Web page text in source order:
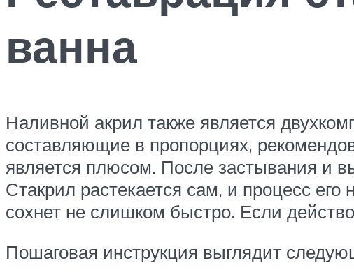
ванна
Наливной акрил также является
составляющие в пропорциях,
является плюсом. После застывания и
Стакрил растекается сам, и процесс его
сохнет не слишком быстро. Если
Пошаговая инструкция выглядит